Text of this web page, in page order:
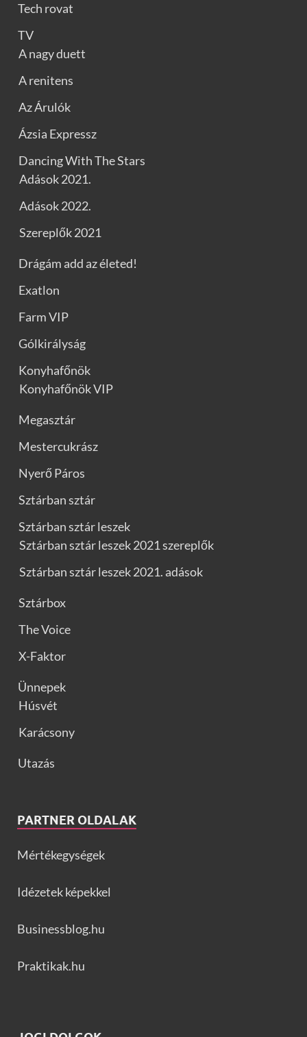
Tech rovat
TV
A nagy duett
A renitens
Az Árulók
Ázsia Expressz
Dancing With The Stars
Adások 2021.
Adások 2022.
Szereplők 2021
Drágám add az életed!
Exatlon
Farm VIP
Gólkirályság
Konyhafőnök
Konyhafőnök VIP
Megasztár
Mestercukrász
Nyerő Páros
Sztárban sztár
Sztárban sztár leszek
Sztárban sztár leszek 2021 szereplők
Sztárban sztár leszek 2021. adások
Sztárbox
The Voice
X-Faktor
Ünnepek
Húsvét
Karácsony
Utazás
PARTNER OLDALAK
Mértékegységek
Idézetek képekkel
Businessblog.hu
Praktikak.hu